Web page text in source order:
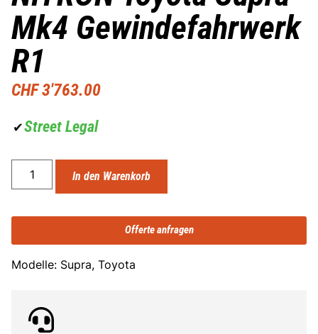
Mk4 Gewindefahrwerk
R1
CHF3'763.00
✔Street Legal
In den Warenkorb
Offerte anfragen
Modelle: Supra, Toyota